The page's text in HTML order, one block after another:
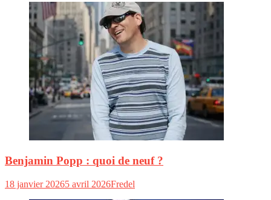
Benjamin Popp : quoi de neuf ?
18 janvier 20265 avril 2026Fredel